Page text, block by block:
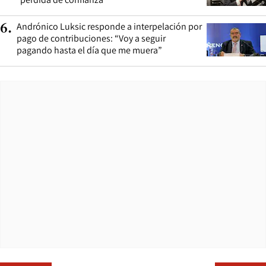
6. Andrónico Luksic responde a interpelación por
pago de contribuciones: “Voy a seguir
pagando hasta el día que me muera”